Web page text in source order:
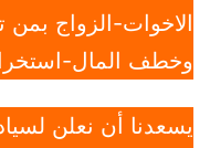
الاخوات-الزواج
وخطف المال-
يسعدنا أن نعلن